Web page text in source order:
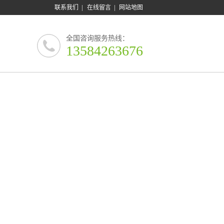
联系我们 | 在线留言 | 网站地图
全国咨询服务热线：
13584263676